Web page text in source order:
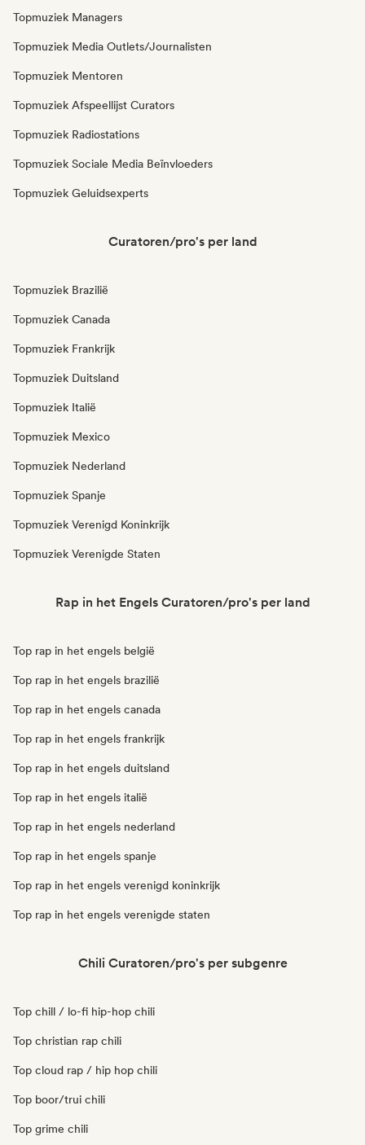
Topmuziek Managers
Topmuziek Media Outlets/Journalisten
Topmuziek Mentoren
Topmuziek Afspeellijst Curators
Topmuziek Radiostations
Topmuziek Sociale Media Beïnvloeders
Topmuziek Geluidsexperts
Curatoren/pro's per land
Topmuziek Brazilië
Topmuziek Canada
Topmuziek Frankrijk
Topmuziek Duitsland
Topmuziek Italië
Topmuziek Mexico
Topmuziek Nederland
Topmuziek Spanje
Topmuziek Verenigd Koninkrijk
Topmuziek Verenigde Staten
Rap in het Engels Curatoren/pro's per land
Top rap in het engels belgië
Top rap in het engels brazilië
Top rap in het engels canada
Top rap in het engels frankrijk
Top rap in het engels duitsland
Top rap in het engels italië
Top rap in het engels nederland
Top rap in het engels spanje
Top rap in het engels verenigd koninkrijk
Top rap in het engels verenigde staten
Chili Curatoren/pro's per subgenre
Top chill / lo-fi hip-hop chili
Top christian rap chili
Top cloud rap / hip hop chili
Top boor/trui chili
Top grime chili